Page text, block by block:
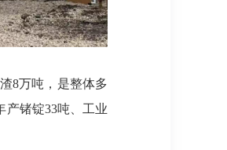
8万吨，是整体多
产锗锭33吨、工业